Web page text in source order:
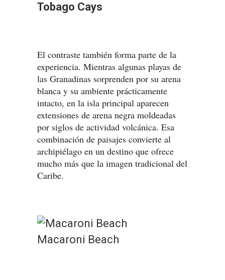
Tobago Cays
El contraste también forma parte de la
experiencia. Mientras algunas playas de
las Granadinas sorprenden por su arena
blanca y su ambiente prácticamente
intacto, en la isla principal aparecen
extensiones de arena negra moldeadas
por siglos de actividad volcánica. Esa
combinación de paisajes convierte al
archipiélago en un destino que ofrece
mucho más que la imagen tradicional del
Caribe.
Macaroni Beach